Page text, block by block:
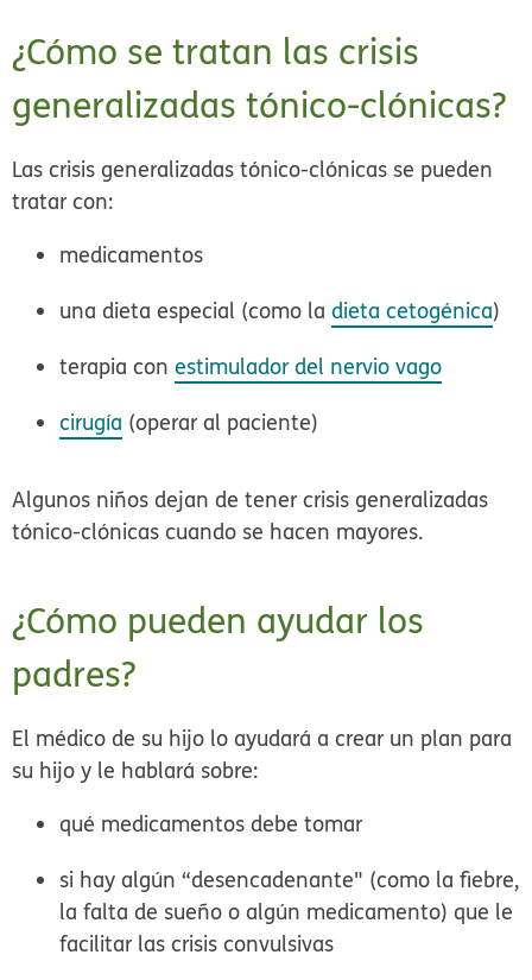
¿Cómo se tratan las crisis
generalizadas tónico-clónicas?
Las crisis generalizadas tónico-clónicas se pueden
tratar con:
medicamentos
una dieta especial (como ladieta cetogénica)
terapia conestimulador del nervio vago
cirugía (operar al paciente)
Algunos niños dejan de tener crisis generalizadas
tónico-clónicas cuando se hacen mayores.
¿Cómo pueden ayudar los
padres?
El médico de su hijo lo ayudará a crear un plan para
su hijo y le hablará sobre:
qué medicamentos debe tomar
si hay algún “desencadenante" (como la fiebre,
la falta de sueño o algún medicamento) que le
facilitar las crisis convulsivas